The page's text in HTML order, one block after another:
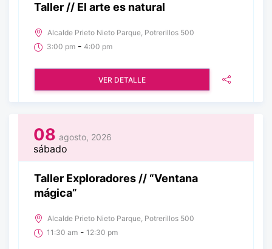
Taller // El arte es natural
Alcalde Prieto Nieto Parque, Potrerillos 500
3:00 pm - 4:00 pm
VER DETALLE
08 agosto, 2026
sábado
Taller Exploradores // “Ventana
mágica”
Alcalde Prieto Nieto Parque, Potrerillos 500
11:30 am - 12:30 pm